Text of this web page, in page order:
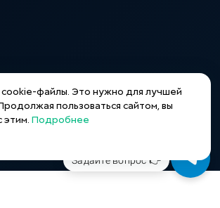
Задайте вопрос 👉
файлы. Это нужно для лучшей
пользоваться сайтом, вы
этим. Подробнее